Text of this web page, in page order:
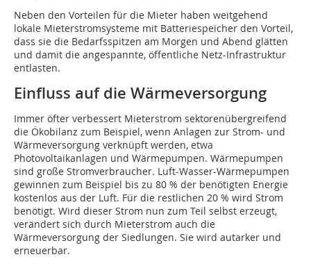
Neben den Vorteilen für die Mieter haben weitgehend
lokale Mieterstromsysteme mit Batteriespeicher den Vorteil,
dass sie die Bedarfsspitzen am Morgen und Abend glätten
und damit die angespannte, öffentliche Netz-Infrastruktur
entlasten.
Einfluss auf die Wärmeversorgung
Immer öfter verbessert Mieterstrom sektorenübergreifend
die Ökobilanz zum Beispiel, wenn Anlagen zur Strom- und
Wärmeversorgung verknüpft werden, etwa
Photovoltaikanlagen und Wärmepumpen. Wärmepumpen
sind große Stromverbraucher. Luft-Wasser-Wärmepumpen
gewinnen zum Beispiel bis zu 80 % der benötigten Energie
kostenlos aus der Luft. Für die restlichen 20 % wird Strom
benötigt. Wird dieser Strom nun zum Teil selbst erzeugt,
verändert sich durch Mieterstrom auch die
Wärmeversorgung der Siedlungen. Sie wird autarker und
erneuerbar.